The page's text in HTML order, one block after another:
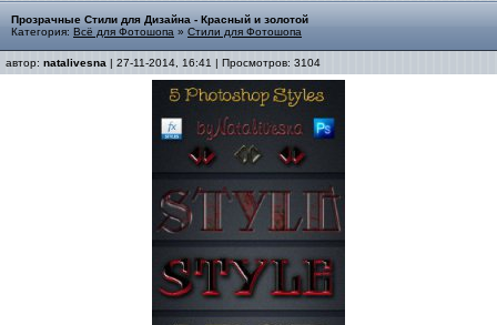
Прозрачные Стили для Дизайна - Красный и золотой
Категория: Всё для Фотошопа » Стили для Фотошопа
автор: natalivesna | 27-11-2014, 16:41 | Просмотров: 3104